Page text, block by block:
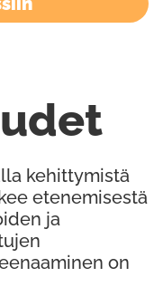
kehittymistä
etenemisestä
ja
on